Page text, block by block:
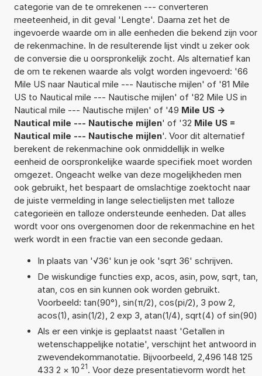
categorie van de te omrekenen --- converteren
meeteenheid, in dit geval 'Lengte'. Daarna zet het de
ingevoerde waarde om in alle eenheden die bekend zijn voor
de rekenmachine. In de resulterende lijst vindt u zeker ook
de conversie die u oorspronkelijk zocht. Als alternatief kan
de om te rekenen waarde als volgt worden ingevoerd: '66
Mile US naar Nautical mile --- Nautische mijlen' of '81 Mile
US to Nautical mile --- Nautische mijlen' of '82 Mile US in
Nautical mile --- Nautische mijlen' of '49 Mile US ->
Nautical mile --- Nautische mijlen' of '32 Mile US =
Nautical mile --- Nautische mijlen'. Voor dit alternatief
berekent de rekenmachine ook onmiddellijk in welke
eenheid de oorspronkelijke waarde specifiek moet worden
omgezet. Ongeacht welke van deze mogelijkheden men
ook gebruikt, het bespaart de omslachtige zoektocht naar
de juiste vermelding in lange selectielijsten met talloze
categorieën en talloze ondersteunde eenheden. Dat alles
wordt voor ons overgenomen door de rekenmachine en het
werk wordt in een fractie van een seconde gedaan.
In plaats van '√36' kun je ook 'sqrt 36' schrijven.
De wiskundige functies exp, acos, asin, pow, sqrt, tan,
atan, cos en sin kunnen ook worden gebruikt.
Voorbeeld: tan(90°), sin(π/2), cos(pi/2), 3 pow 2,
acos(1), asin(1/2), 2 exp 3, atan(1/4), sqrt(4) of sin(90)
Als er een vinkje is geplaatst naast 'Getallen in
wetenschappelijke notatie', verschijnt het antwoord in
zwevendekommanotatie. Bijvoorbeeld, 2,496 148 125
433 2 × 10 21. Voor deze presentatievorm wordt het